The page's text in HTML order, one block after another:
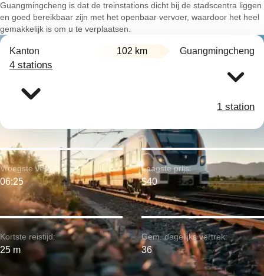
Guangmingcheng is dat de treinstations dicht bij de stadscentra liggen
en goed bereikbaar zijn met het openbaar vervoer, waardoor het heel
gemakkelijk is om u te verplaatsen.
Kanton 102 km Guangmingcheng
4 stations
1 station
Kortste reistijd:
25 m
Vroegste vertrek:
06:25
Laagste prijs:
$40
Gem. dagelijks vertrek:
36